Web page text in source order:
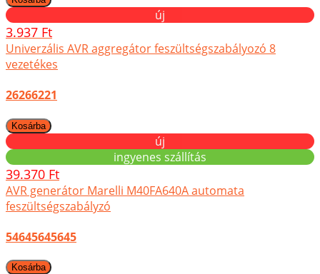
új
3.937 Ft
Univerzális AVR aggregátor feszültségszabályozó 8
vezetékes
26266221
új
ingyenes szállítás
39.370 Ft
AVR generátor Marelli M40FA640A automata
feszültségszabályzó
54645645645